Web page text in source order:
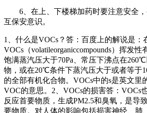
6、在上、下楼梯加药时要注意安全，
互保安意识。
1、什么是VOCs？答：百度上的解说是：
VOCs（volatileorganiccompounds）挥发
饱满蒸汽压大于70Pa、常压下沸点在
物，或在20℃条件下蒸汽压大于或者等于
的全部有机化合物。VOCs中的s是英文里
VOC的意思。2、VOCs的损害答：VOCs
反应首要物质，生成PM2.5和臭氧，是导
要物质。对人体的影响包括损害神经、肺